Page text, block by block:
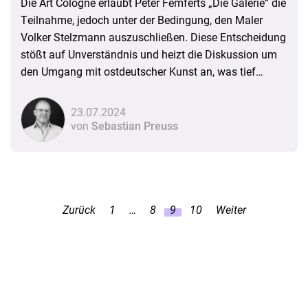
Die Art Cologne erlaubt Peter Femferts „Die Galerie“ die
Teilnahme, jedoch unter der Bedingung, den Maler
Volker Stelzmann auszuschließen. Diese Entscheidung
stößt auf Unverständnis und heizt die Diskussion um
den Umgang mit ostdeutscher Kunst an, was tief
Kunstszene offenbart. Ein Kommentar
23.07.2024
von Sebastian Preuss
Zurück 1 … 8 9 10 Weiter